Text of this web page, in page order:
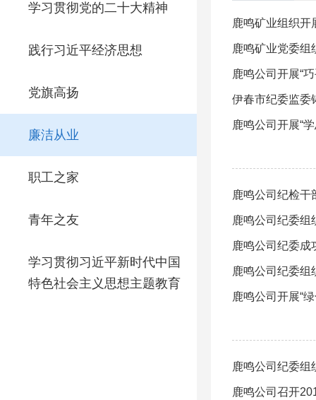
学习贯彻党的二十大精神
践行习近平经济思想
党旗高扬
廉洁从业
职工之家
青年之友
学习贯彻习近平新时代中国
特色社会主义思想主题教育
鹿鸣矿业组织开
鹿鸣矿业党委组
鹿鸣公司开展“
伊春市纪委监委
鹿鸣公司开展“
鹿鸣公司纪检干
鹿鸣公司纪委组
鹿鸣公司纪委成
鹿鸣公司纪委组
鹿鸣公司开展“
鹿鸣公司纪委组
鹿鸣公司召开